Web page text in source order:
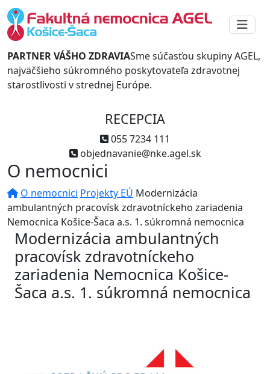
PARTNER VÁŠHO ZDRAVIASme súčasťou skupiny AGEL,
najväčšieho súkromného poskytovateľa zdravotnej
starostlivosti v strednej Európe.
RECEPCIA
055 7234 111
objednavanie@nke.agel.sk
O nemocnici
O nemocnici Projekty EÚ Modernizácia
ambulantných pracovísk zdravotníckeho zariadenia
Nemocnica Košice-Šaca a.s. 1. súkromná nemocnica
Modernizácia ambulantných
pracovísk zdravotníckeho
zariadenia Nemocnica Košice-
Šaca a.s. 1. súkromná nemocnica